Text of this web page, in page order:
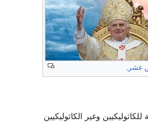
عشر
كانت زيارته للمملكة المتحدة في 2010 لحظة تاريخية للكاثوليكيين وغير الكاثوليكيين